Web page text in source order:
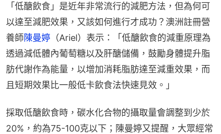
「低醣飲食」是近年非常流行的減肥方法，但為何可
以達至減肥效果，又該如何進行才成功？澳洲註冊營
養師陳曼婷 （Ariel）表示：「低醣飲食的減重原理為
透過減低體內葡萄糖以及肝醣儲備，鼓勵身體提升脂
肪代謝作為能量，以增加消耗脂肪達至減重效果，而
且短期效果比一般低卡飲食法快速見效。」
採取低醣飲食時，碳水化合物的攝取量會調整到少於
20%，約為75-100克以下；陳曼婷又提醒，大眾經常